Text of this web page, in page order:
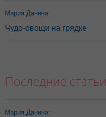
Мария Данина:
Чудо-овощи на грядке
Последние статьи
Мария Данина: